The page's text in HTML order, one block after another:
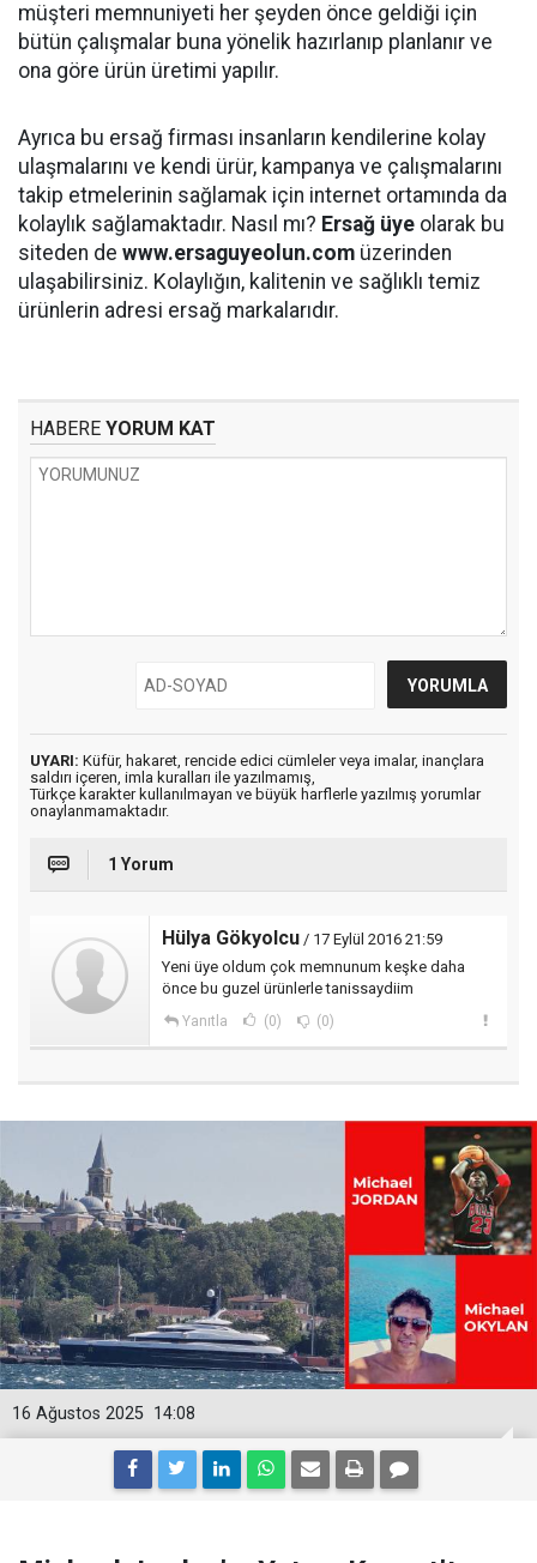
müşteri memnuniyeti her şeyden önce geldiği için
bütün çalışmalar buna yönelik hazırlanıp planlanır ve
ona göre ürün üretimi yapılır.
Ayrıca bu ersağ firması insanların kendilerine kolay
ulaşmalarını ve kendi ürür, kampanya ve çalışmalarını
takip etmelerinin sağlamak için internet ortamında da
kolaylık sağlamaktadır. Nasıl mı? Ersağ üye olarak bu
siteden de www.ersaguyeolun.com üzerinden
ulaşabilirsiniz. Kolaylığın, kalitenin ve sağlıklı temiz
ürünlerin adresi ersağ markalarıdır.
HABERE YORUM KAT
UYARI: Küfür, hakaret, rencide edici cümleler veya imalar, inançlara
saldırı içeren, imla kuralları ile yazılmamış,
Türkçe karakter kullanılmayan ve büyük harflerle yazılmış yorumlar
onaylanmamaktadır.
1 Yorum
Hülya Gökyolcu / 17 Eylül 2016 21:59
Yeni üye oldum çok memnunum keşke daha
önce bu guzel ürünlerle tanissaydiim
Yanıtla (0) (0)
14:08
16 Ağustos 2025